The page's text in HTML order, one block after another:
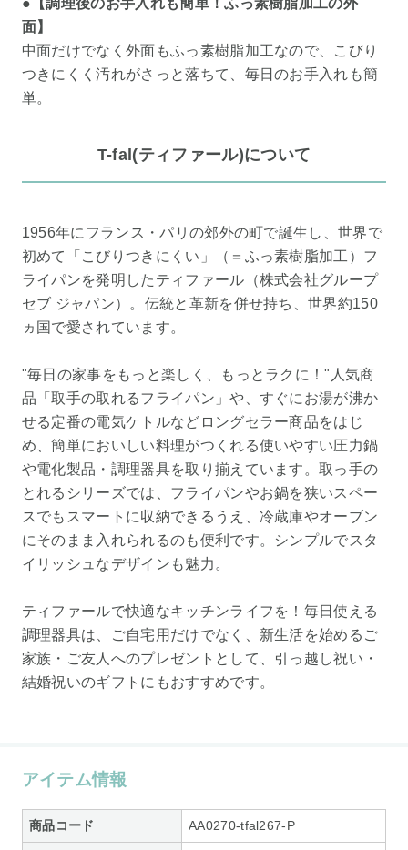
面】
中面だけでなく外面もふっ素樹脂加工なので、こびり
つきにくく汚れがさっと落ちて、毎日のお手入れも簡
単。
T-fal(ティファール)について
1956年にフランス・パリの郊外の町で誕生し、世界で
初めて「こびりつきにくい」（＝ふっ素樹脂加工）フ
ライパンを発明したティファール（株式会社グループ
セブ ジャパン）。伝統と革新を併せ持ち、世界約150
ヵ国で愛されています。
"毎日の家事をもっと楽しく、もっとラクに！"人気商
品「取手の取れるフライパン」や、すぐにお湯が沸か
せる定番の電気ケトルなどロングセラー商品をはじ
め、簡単においしい料理がつくれる使いやすい圧力鍋
や電化製品・調理器具を取り揃えています。取っ手の
とれるシリーズでは、フライパンやお鍋を狭いスペー
スでもスマートに収納できるうえ、冷蔵庫やオーブン
にそのまま入れられるのも便利です。シンプルでスタ
イリッシュなデザインも魅力。
ティファールで快適なキッチンライフを！毎日使える
調理器具は、ご自宅用だけでなく、新生活を始めるご
家族・ご友人へのプレゼントとして、引っ越し祝い・
結婚祝いのギフトにもおすすめです。
アイテム情報
商品コード AA0270-tfal267-P